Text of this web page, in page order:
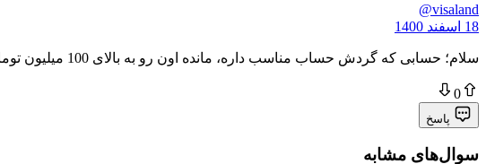
@visaland
18 اسفند 1400
سلام؛ حسابی که گردش حساب مناسب داره، مانده اون رو به بالای 100 میلیون تومان برسونید.
0
پاسخ
سوال‌های مشابه